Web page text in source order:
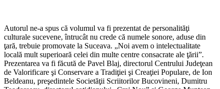
Autorul ne-a spus că volumul va fi prezentat de personalităţi
culturale sucevene, întrucât nu crede că numele sonore, aduse din
ţară, trebuie promo­vate la Suceava. „Noi avem o intelec­tualitate
locală mult superioară celei din multe centre consacrate ale ţării”.
Prezentarea va fi făcută de Pavel Blaj, directorul Centrului Judeţean
de Valorificare şi Conservare a Tradiţiei şi Creaţiei Populare, de Ion
Beldeanu, preşedin­tele Societăţii Scriitorilor Bucovineni, Dumitru